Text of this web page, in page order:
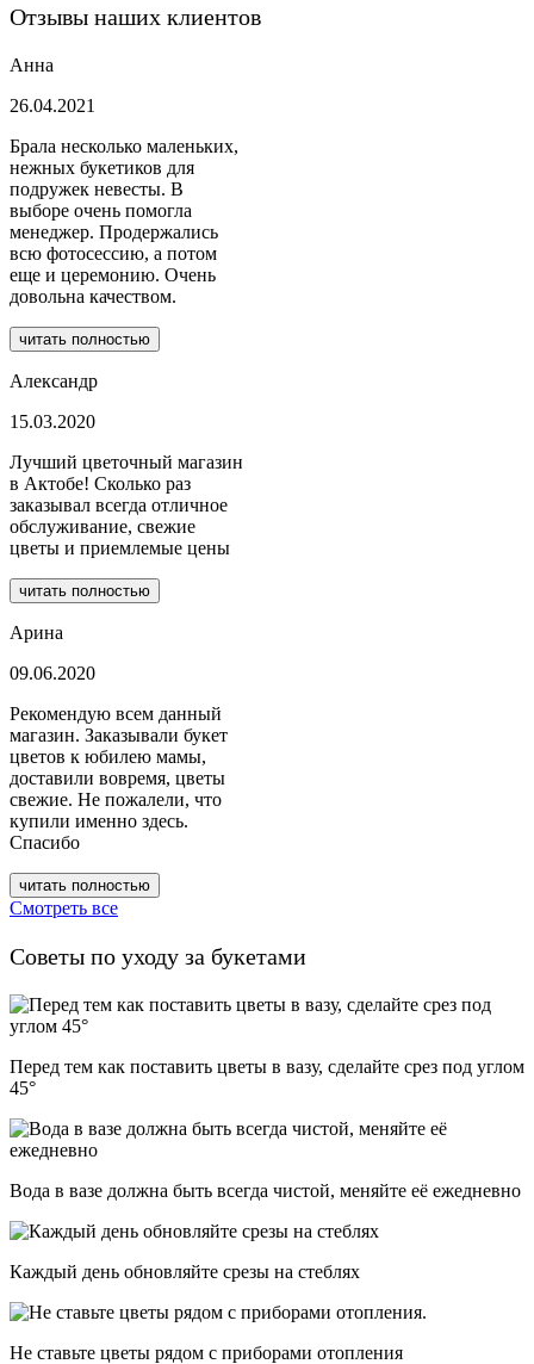
Отзывы наших клиентов
Смотреть все
Советы по уходу за букетами
Перед тем как поставить цветы в вазу, сделайте срез под углом
45°
Вода в вазе должна быть всегда чистой, меняйте её ежедневно
Каждый день обновляйте срезы на стеблях
Не ставьте цветы рядом с приборами отопления